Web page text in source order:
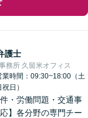
護士
務所 久留米オフィス
業時間：09:30~18:00（土
祝日）
件・労働問題・交通事
】各分野の専門チー